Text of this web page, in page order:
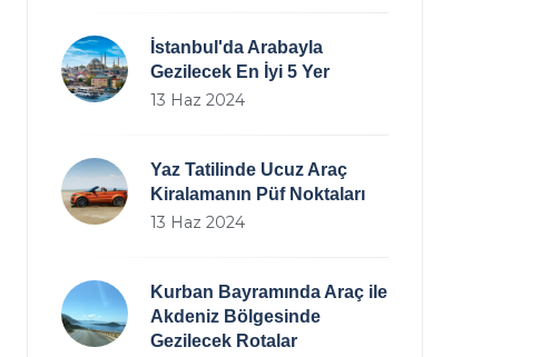
İstanbul'da Arabayla
Gezilecek En İyi 5 Yer
13 Haz 2024
Yaz Tatilinde Ucuz Araç
Kiralamanın Püf Noktaları
13 Haz 2024
Kurban Bayramında Araç ile
Akdeniz Bölgesinde
Gezilecek Rotalar